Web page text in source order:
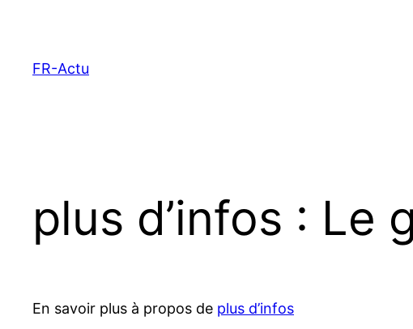
contenu
FR-Actu
plus d’infos : Le
En savoir plus à propos de plus d’infos